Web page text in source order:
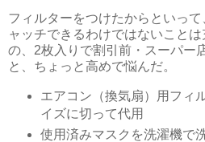
フィルターをつけたからといっ
ャッチできるわけではないこと
の、2枚入りで割引前・スーパー
と、ちょっと高めで悩んだ。
エアコン（換気扇）用フィ
イズに切って代用
使用済みマスクを洗濯機で